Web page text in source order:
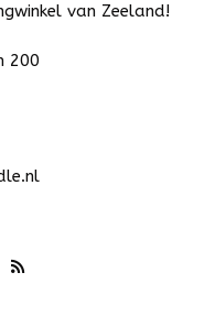
van Zeeland!
200